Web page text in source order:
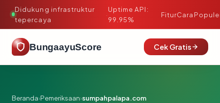
Didukung infrastruktur
tepercaya
·
Uptime API:
99.95%
FiturCara
BungaayuScore Cek Gratis
Beranda›Pemeriksaan›sumpahpalapa.com